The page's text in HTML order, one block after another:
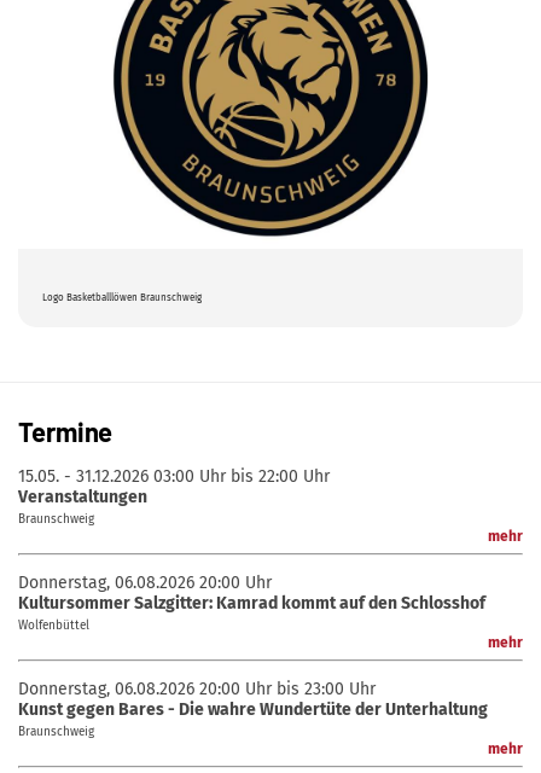
Logo Basketballlöwen Braunschweig
Termine
15.05. - 31.12.2026 03:00 Uhr bis 22:00 Uhr
Veranstaltungen
Braunschweig
mehr
Donnerstag, 06.08.2026 20:00 Uhr
Kultursommer Salzgitter: Kamrad kommt auf den Schlosshof
Wolfenbüttel
mehr
Donnerstag, 06.08.2026 20:00 Uhr bis 23:00 Uhr
Kunst gegen Bares - Die wahre Wundertüte der Unterhaltung
Braunschweig
mehr